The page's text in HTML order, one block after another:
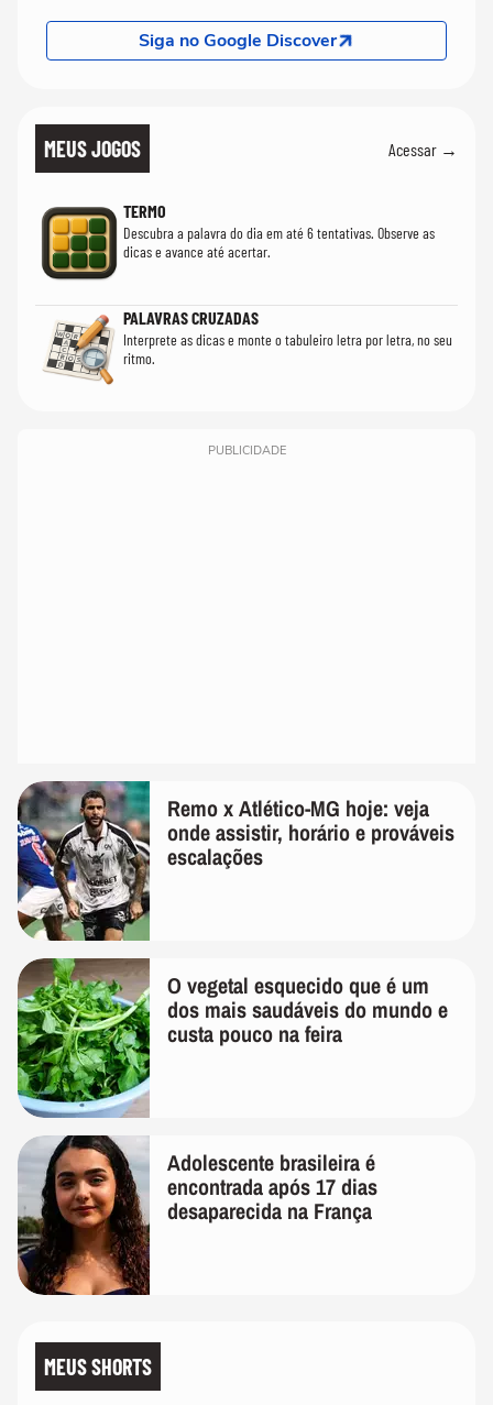
Siga no Google Discover
MEUS JOGOS Acessar →
TERMO
Descubra a palavra do dia em até 6 tentativas. Observe as
dicas e avance até acertar.
PALAVRAS CRUZADAS
Interprete as dicas e monte o tabuleiro letra por letra, no seu
ritmo.
PUBLICIDADE
Remo x Atlético-MG hoje: veja
onde assistir, horário e prováveis
escalações
O vegetal esquecido que é um
dos mais saudáveis do mundo e
custa pouco na feira
Adolescente brasileira é
encontrada após 17 dias
desaparecida na França
MEUS SHORTS